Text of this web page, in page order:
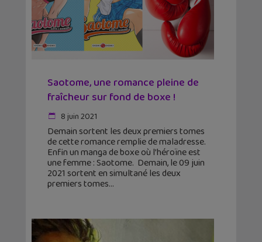
Saotome, une romance pleine de
fraîcheur sur fond de boxe !
8 juin 2021
Demain sortent les deux premiers tomes
de cette romance remplie de maladresse.
Enfin un manga de boxe où l’héroïne est
une femme : Saotome. Demain, le 09 juin
2021 sortent en simultané les deux
premiers tomes